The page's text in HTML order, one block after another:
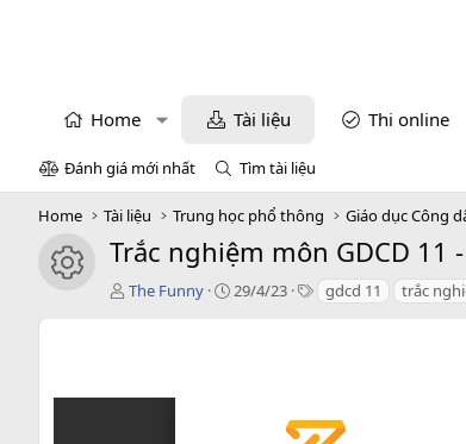
Home Tài liệu Thi online
Đánh giá mới nhất Tìm tài liệu
Home Tài liệu Trung học phổ thông Giáo dục Công
icon tài liệu
Trắc nghiệm môn GDCD 11
T
ả
The Funny
C
29/4/23
T gdcd 11 trắc